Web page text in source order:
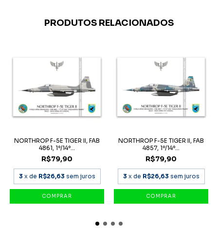
PRODUTOS RELACIONADOS
NORTHROP F-5E TIGER II, FAB
4861, 1º/14º...
R$79,90
3 x de R$26,63 sem juros
NORTHROP F-5E TIGER II, FAB
4857, 1º/14º...
R$79,90
3 x de R$26,63 sem juros